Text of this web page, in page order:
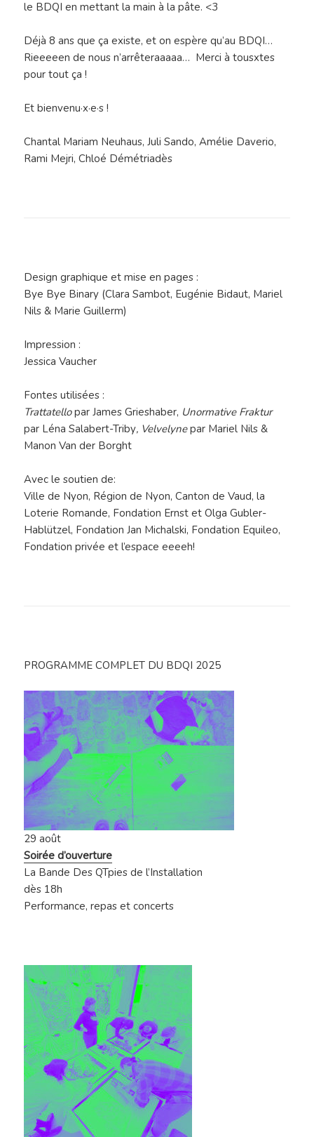
le BDQI en mettant la main à la pâte. <3
Déjà 8 ans que ça existe, et on espère qu’au BDQI…
Rieeeeen de nous n’arrêteraaaaa… Merci à tousxtes
pour tout ça !
Et bienvenu·x·e·s !
Chantal Mariam Neuhaus, Juli Sando, Amélie Daverio,
Rami Mejri, Chloé Démétriadès
Design graphique et mise en pages :
Bye Bye Binary (Clara Sambot, Eugénie Bidaut, Mariel
Nils & Marie Guillerm)
Impression :
Jessica Vaucher
Fontes utilisées :
Trattatellopar James Grieshaber, Unormative Fraktur
par Léna Salabert-Triby, Velvelynepar Mariel Nils &
Manon Van der Borght
Avec le soutien de:
Ville de Nyon, Région de Nyon, Canton de Vaud, la
Loterie Romande, Fondation Ernst et Olga Gubler-
Hablützel, Fondation Jan Michalski, Fondation Equileo,
Fondation privée et l’espace eeeeh!
PROGRAMME COMPLET DU BDQI 2025
29 août
Soirée d’ouverture
La Bande Des QTpies de l’Installation
dès 18h
Performance, repas et concerts